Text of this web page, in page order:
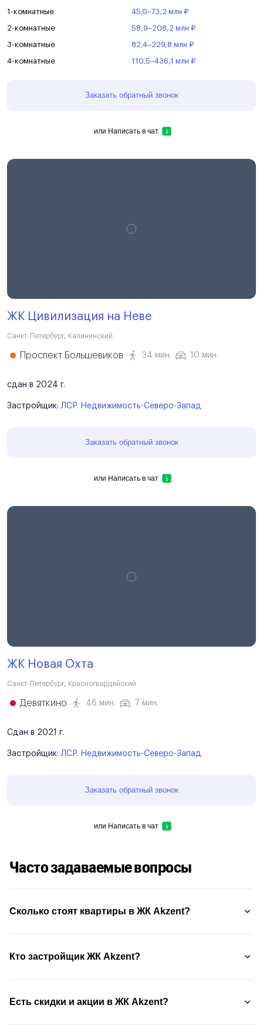
1-комнатные 45,0–73,2 млн ₽
2-комнатные 58,9–208,2 млн ₽
3-комнатные 82,4–229,8 млн ₽
4-комнатные 110,5–436,1 млн ₽
Заказать обратный звонок
или Написать в чат
ЖК Цивилизация на Неве
Санкт-Петербург, Калининский
Проспект Большевиков 34 мин. 10 мин.
сдан в 2024 г.
Застройщик:ЛСР. Недвижимость-Северо-Запад
Заказать обратный звонок
или Написать в чат
ЖК Новая Охта
Санкт-Петербург, Красногвардейский
Девяткино 46 мин. 7 мин.
Сдан в 2021 г.
Застройщик: ЛСР. Недвижимость-Северо-Запад
Заказать обратный звонок
или Написать в чат
Часто задаваемые вопросы
Сколько стоят квартиры в ЖК Akzent?
Кто застройщик ЖК Akzent?
Есть скидки и акции в ЖК Akzent?